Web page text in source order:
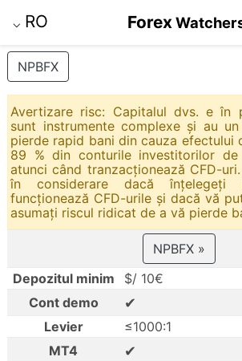
⌵ RO Forex
NPBFX
Avertizare risc: Capitalul dvs. e în
sunt instrumente complexe și au
pierde rapid bani din cauza efectului
89 % din conturile investitorilor
atunci când tranzacționează CFD-
în considerare dacă
funcționează CFD-urile și dacă vă
asumați riscul ridicat de a vă pierde
NPBFX »
Depozitul minim
$/ 10€
Cont demo
✔
Levier
≤1000:1
MT4
✔